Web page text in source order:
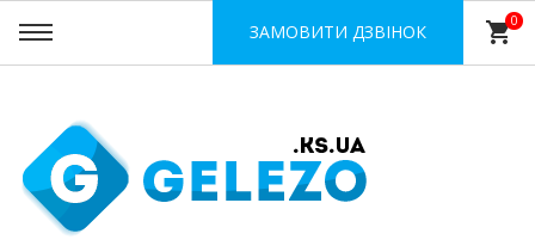
ЗАМОВИТИ ДЗВІНОК shopping_cart0